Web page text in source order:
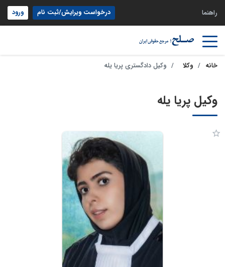
راهنما درخواست ویرایش/ثبت نام ورود
خانه وکلا وکیل دادگستری پریا یله
وکیل پریا یله